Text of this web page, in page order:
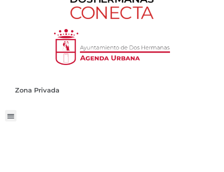
Zona Privada